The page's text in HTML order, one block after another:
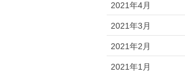
2021年4月
2021年3月
2021年2月
2021年1月